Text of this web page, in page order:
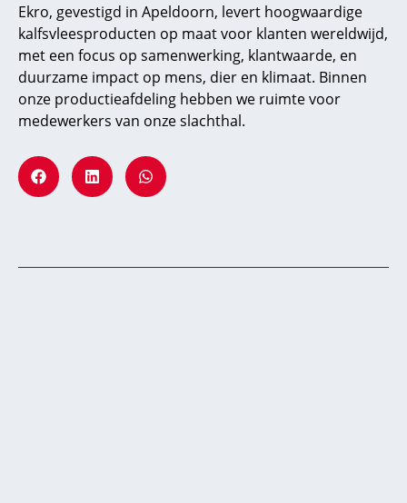
Ekro, gevestigd in Apeldoorn, levert hoogwaardige
kalfsvleesproducten op maat voor klanten wereldwijd,
met een focus op samenwerking, klantwaarde, en
duurzame impact op mens, dier en klimaat. Binnen
onze productieafdeling hebben we ruimte voor
medewerkers van onze slachthal.